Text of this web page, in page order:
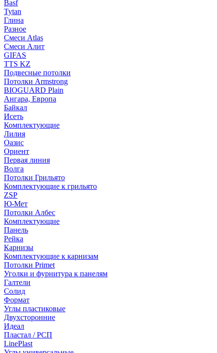
Basf
Tytan
Глина
Разное
Смеси Atlas
Смеси Алит
GIFAS
TTS KZ
Подвесные потолки
Потолки Armstrong
BIOGUARD Plain
Ангара, Европа
Байкал
Исеть
Комплектующие
Лилия
Оазис
Ориент
Первая линия
Волга
Потолки Грильято
Комплектующие к грильято
ZSP
Ю-Мет
Потолки Албес
Комплектующие
Панель
Рейка
Карнизы
Комплектующие к карнизам
Потолки Primet
Уголки и фурнитура к панелям
Галтели
Солид
Формат
Углы пластиковые
Двухсторонние
Идеал
Пластал / РСП
LinePlast